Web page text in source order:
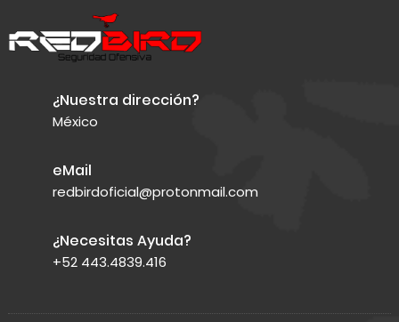
¿Nuestra dirección?
México
eMail
redbirdoficial@protonmail.com
¿Necesitas Ayuda?
+52 443.4839.416